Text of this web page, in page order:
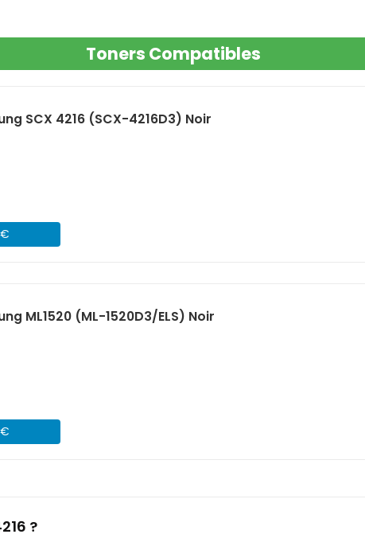
Toners Compatibles
SCX 4216 (SCX-4216D3) Noir
ML1520 (ML-1520D3/ELS) Noir
?